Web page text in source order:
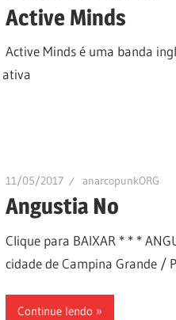
Active Minds
Active Minds é uma banda
11/05/2017 anarcopunkORG
Angustia No
Clique para BAIXAR * * *
cidade de Campina Grande /
Continue lendo